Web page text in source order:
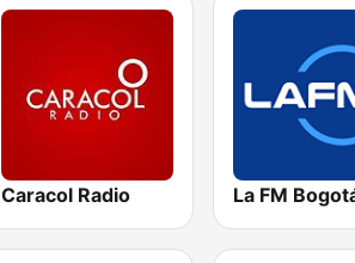
Caracol Radio La FM